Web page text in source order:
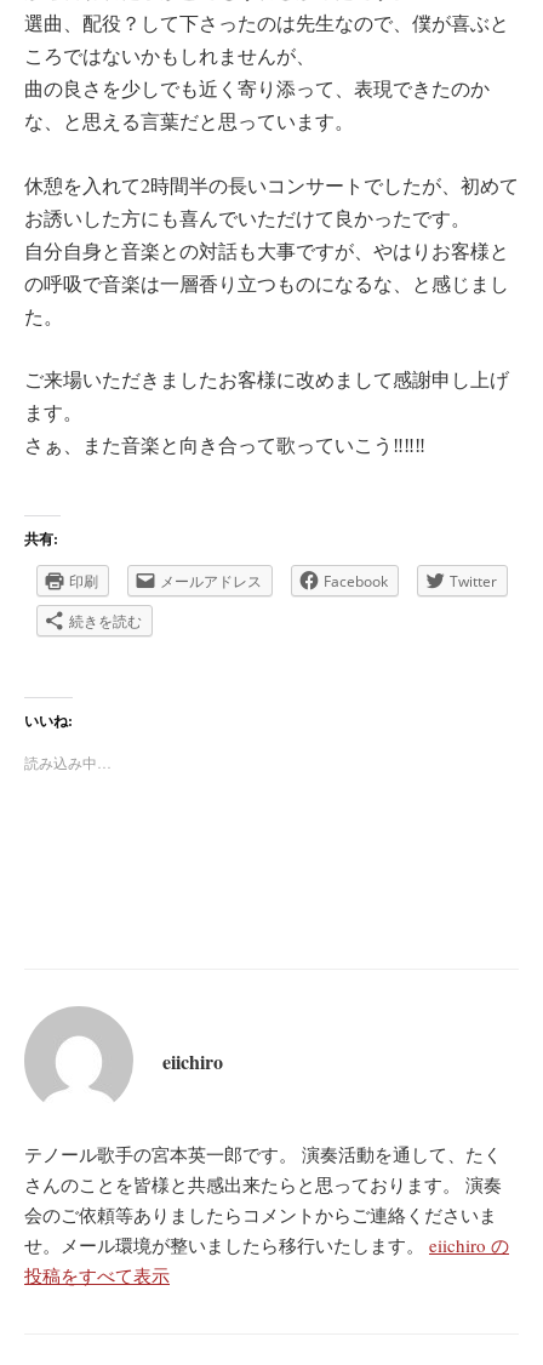
選曲、配役？して下さったのは先生なので、僕が喜ぶと
ころではないかもしれませんが、
曲の良さを少しでも近く寄り添って、表現できたのか
な、と思える言葉だと思っています。
休憩を入れて2時間半の長いコンサートでしたが、初めて
お誘いした方にも喜んでいただけて良かったです。
自分自身と音楽との対話も大事ですが、やはりお客様と
の呼吸で音楽は一層香り立つものになるな、と感じまし
た。
ご来場いただきましたお客様に改めまして感謝申し上げ
ます。
さぁ、また音楽と向き合って歌っていこう‼‼‼
共有:
印刷 メールアドレス Facebook
Twitter
続きを読む
いいね:
読み込み中…
eiichiro
テノール歌手の宮本英一郎です。 演奏活動を通して、たく
さんのことを皆様と共感出来たらと思っております。 演奏
会のご依頼等ありましたらコメントからご連絡くださいま
せ。メール環境が整いましたら移行いたします。 eiichiro の
投稿をすべて表示